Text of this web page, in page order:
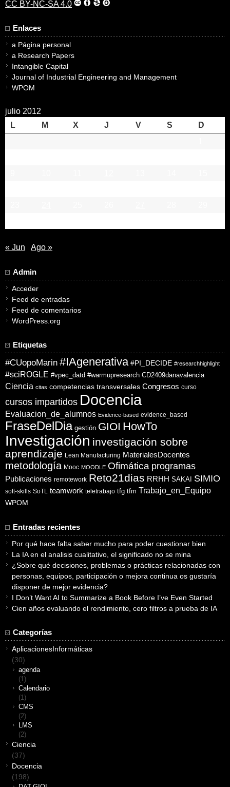
CC BY-NC-SA 4.0
Enlaces
a Página personal
a Research Papers
Intangible Capital
Journal of Industrial Engineering and Management
WPOM
julio 2012
L
M X J V S
D
« Jun Ago »
Admin
Acceder
Feed de entradas
Feed de comentarios
WordPress.org
Etiquetas
#CUopoMarin #IAgenerativa #PI_DECIDE #researchhighlight
#sciROGLE #vpec_datd #warmupresearch CD2409danavalencia
Ciencia citas competencias transversales Congresos curso
cursos impartidos Docencia
Evaluacion_de_alumnos Evidence-based evidence_based
FraseDelDia gestión GIOI HowTo
Investigación investigación sobre
aprendizaje Lean Manufacturing MaterialesDocentes
metodología Mooc MOODLE Ofimática programas
Publicaciones remotework Reto21dias RRHH SAKAI SIMIO
soft-skills SoTL teamwork teletrabajo tfg tfm Trabajo_en_Equipo
WPOM
Entradas recientes
Por qué hace falta saber mucho para poder cuestionar bien
La IA en el analisis cualitativo, el significado no se mina
¿Sobre qué decisiones, problemas o prácticas relacionadas con
personas, equipos, participación o mejora continua os gustaría
disponer de mejor evidencia?
I Don’t Want AI to Summarize a Book Before I’ve Even Started
Cien años evaluando el rendimiento, cero filtros a prueba de IA
Categorías
AplicacionesInformáticas
(30)
agenda
(1)
Calendario
(1)
CMS
(2)
LMS
(2)
Ciencia
(37)
Docencia
(198)